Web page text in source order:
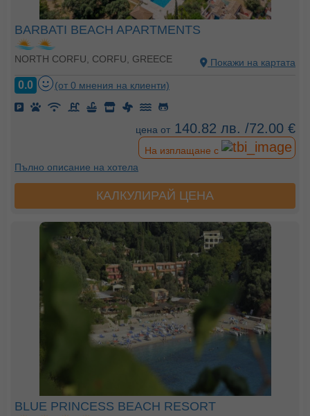
BARBATI BEACH APARTMENTS
NORTH CORFU, CORFU, GREECE Покажи на картата
0.0 (от 0 мнения на клиенти)
цена от 140.82 лв. /72.00 €
На изплащане с
Пълно описание на хотела
КАЛКУЛИРАЙ ЦЕНА
BLUE PRINCESS BEACH RESORT